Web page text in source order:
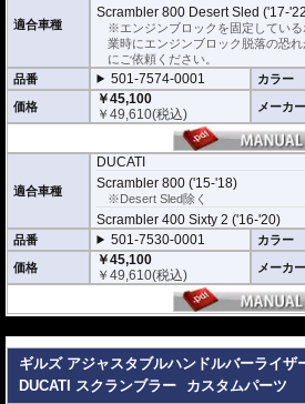
ギルズ アジャスタブルハンドルバーライザ
DUCATI スクランブラー
カスタムパーツ
万が一の有事から車体を守ります。直接のダメ
多点に分散し、全体的にダメージを少なくする
地面と車体の間への足の挟み込みなども防ぐこ
品質の差別化
ヘプコ&ベッカーのエンジンガードにはパイプ内
イプをさらに1本追加させた2重構造を採用。
肉厚スチールの加工が施されている車両接合ポ
きだされた耐衝撃性に優れた構造です。
また多点支持や、パイプのつなぎ方も差し込み
これらのこだわりを元に、各所にツーリングラ
適合車種
Scrambler 800 Desert Sled ('17-
※エンジンブロックを固定してい
業時にエンジンブロック脱落の恐
にご依頼ください。
品番
501-7574-0001 カラー
価格
￥45,100
￥49,610(税込) メーカー
適合車種
DUCATI
Scrambler 800 ('15-'18)
※Desert Sled除く
Scrambler 400 Sixty 2 ('16-'20)
品番 501-7530-0001 カラー
価格
￥45,100
￥49,610(税込) メーカー